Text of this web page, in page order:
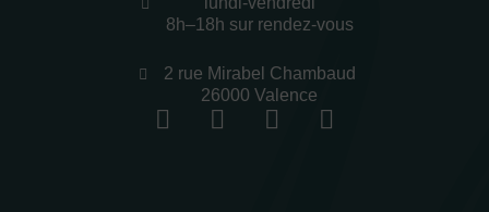
8h–18h sur rendez-vous
2 rue Mirabel Chambaud
26000 Valence